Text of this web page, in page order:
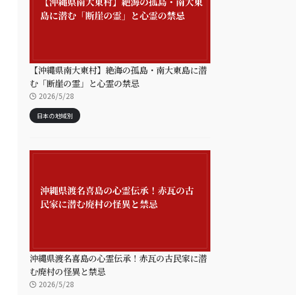
【沖縄県南大東村】絶海の孤島・南大東島に潜
む「断崖の霊」と心霊の禁忌
2026/5/28
日本の地域別
沖縄県渡名喜島の心霊伝承！赤瓦の古民家に潜
む廃村の怪異と禁忌
2026/5/28